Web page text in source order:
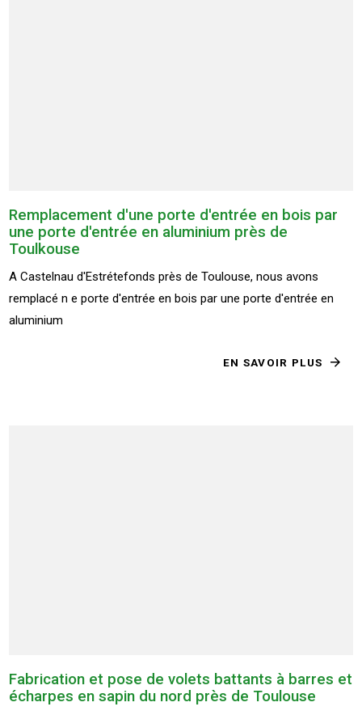
Remplacement d'une porte d'entrée en bois par
une porte d'entrée en aluminium près de
Toulkouse
A Castelnau d'Estrétefonds près de Toulouse, nous avons
remplacé n e porte d'entrée en bois par une porte d'entrée en
aluminium
EN SAVOIR PLUS
Fabrication et pose de volets battants à barres et
écharpes en sapin du nord près de Toulouse